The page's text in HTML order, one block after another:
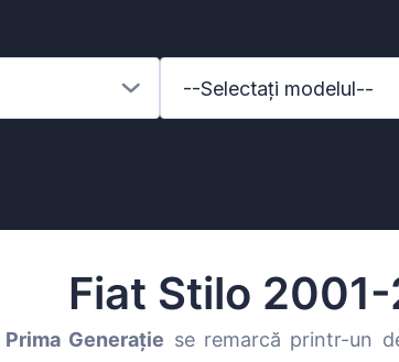
--Selectați modelul--
Fiat Stilo
Prima Generație se remarcă printr-un